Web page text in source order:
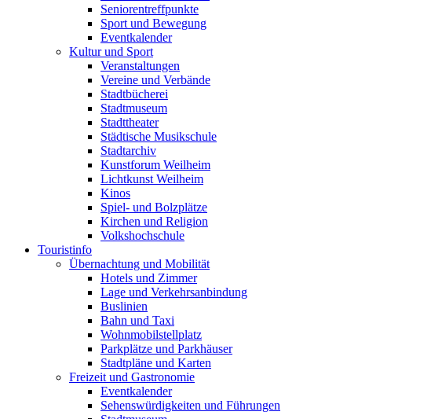
Seniorentreffpunkte
Sport und Bewegung
Eventkalender
Kultur und Sport
Veranstaltungen
Vereine und Verbände
Stadtbücherei
Stadtmuseum
Stadttheater
Städtische Musikschule
Stadtarchiv
Kunstforum Weilheim
Lichtkunst Weilheim
Kinos
Spiel- und Bolzplätze
Kirchen und Religion
Volkshochschule
Touristinfo
Übernachtung und Mobilität
Hotels und Zimmer
Lage und Verkehrsanbindung
Buslinien
Bahn und Taxi
Wohnmobilstellplatz
Parkplätze und Parkhäuser
Stadtpläne und Karten
Freizeit und Gastronomie
Eventkalender
Sehenswürdigkeiten und Führungen